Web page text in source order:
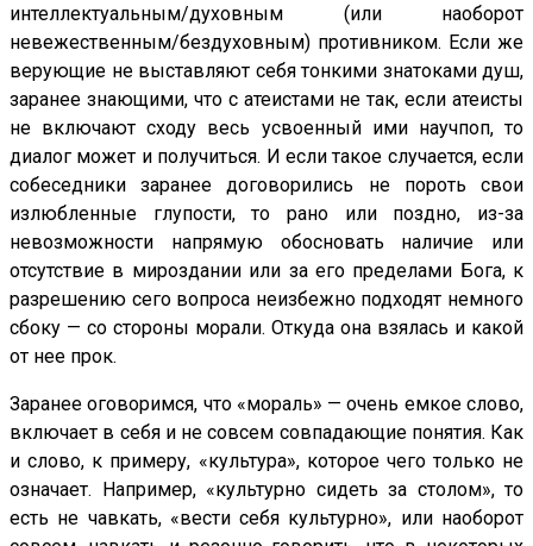
интеллектуальным/духовным (или наоборот
невежественным/бездуховным) противником. Если же
верующие не выставляют себя тонкими знатоками душ,
заранее знающими, что с атеистами не так, если атеисты
не включают сходу весь усвоенный ими научпоп, то
диалог может и получиться. И если такое случается, если
собеседники заранее договорились не пороть свои
излюбленные глупости, то рано или поздно, из-за
невозможности напрямую обосновать наличие или
отсутствие в мироздании или за его пределами Бога, к
разрешению сего вопроса неизбежно подходят немного
сбоку — со стороны морали. Откуда она взялась и какой
от нее прок.
Заранее оговоримся, что «мораль» — очень емкое слово,
включает в себя и не совсем совпадающие понятия. Как
и слово, к примеру, «культура», которое чего только не
означает. Например, «культурно сидеть за столом», то
есть не чавкать, «вести себя культурно», или наоборот